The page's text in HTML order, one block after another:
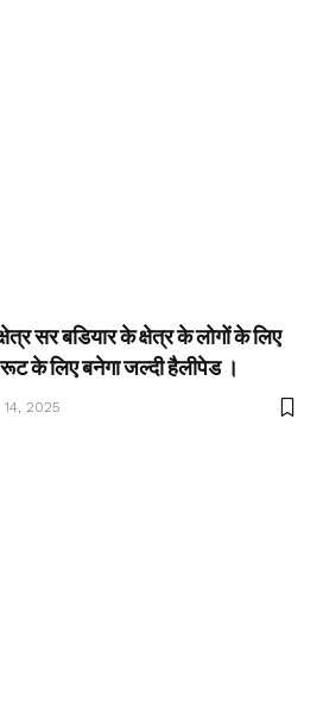
सर बडियार के क्षेत्र के लोगों के लिए
के लिए बनेगा जल्दी हैलीपेड ।
2025